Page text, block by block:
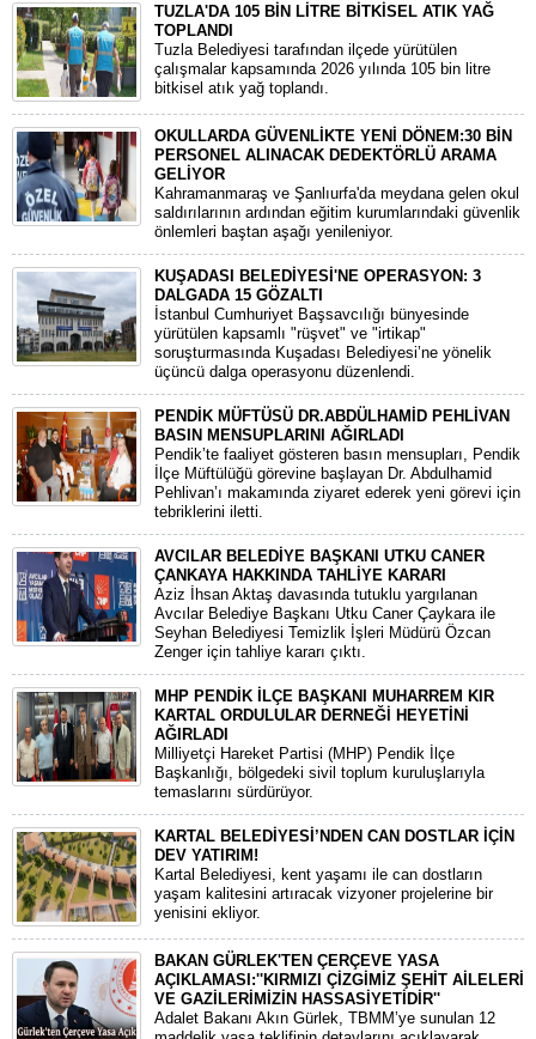
TUZLA'DA 105 BİN LİTRE BİTKİSEL ATIK YAĞ
TOPLANDI
Tuzla Belediyesi tarafından ilçede yürütülen
çalışmalar kapsamında 2026 yılında 105 bin litre
bitkisel atık yağ toplandı.
OKULLARDA GÜVENLİKTE YENİ DÖNEM:30 BİN
PERSONEL ALINACAK DEDEKTÖRLÜ ARAMA
GELİYOR
​Kahramanmaraş ve Şanlıurfa'da meydana gelen okul
saldırılarının ardından eğitim kurumlarındaki güvenlik
önlemleri baştan aşağı yenileniyor.
KUŞADASI BELEDİYESİ'NE OPERASYON: 3
DALGADA 15 GÖZALTI
​İstanbul Cumhuriyet Başsavcılığı bünyesinde
yürütülen kapsamlı "rüşvet" ve "irtikap"
soruşturmasında Kuşadası Belediyesi’ne yönelik
üçüncü dalga operasyonu düzenlendi.
PENDİK MÜFTÜSÜ DR.ABDÜLHAMİD PEHLİVAN
BASIN MENSUPLARINI AĞIRLADI
​Pendik’te faaliyet gösteren basın mensupları, Pendik
İlçe Müftülüğü görevine başlayan Dr. Abdulhamid
Pehlivan’ı makamında ziyaret ederek yeni görevi için
tebriklerini iletti.
AVCILAR BELEDİYE BAŞKANI UTKU CANER
ÇANKAYA HAKKINDA TAHLİYE KARARI
​Aziz İhsan Aktaş davasında tutuklu yargılanan
Avcılar Belediye Başkanı Utku Caner Çaykara ile
Seyhan Belediyesi Temizlik İşleri Müdürü Özcan
Zenger için tahliye kararı çıktı.
MHP PENDİK İLÇE BAŞKANI MUHARREM KIR
KARTAL ORDULULAR DERNEĞİ HEYETİNİ
AĞIRLADI
​Milliyetçi Hareket Partisi (MHP) Pendik İlçe
Başkanlığı, bölgedeki sivil toplum kuruluşlarıyla
temaslarını sürdürüyor.
KARTAL BELEDİYESİ’NDEN CAN DOSTLAR İÇİN
DEV YATIRIM!
Kartal Belediyesi, kent yaşamı ile can dostların
yaşam kalitesini artıracak vizyoner projelerine bir
yenisini ekliyor.
BAKAN GÜRLEK'TEN ÇERÇEVE YASA
AÇIKLAMASI:''KIRMIZI ÇİZGİMİZ ŞEHİT AİLELERİ
VE GAZİLERİMİZİN HASSASİYETİDİR''
Adalet Bakanı Akın Gürlek, TBMM’ye sunulan 12